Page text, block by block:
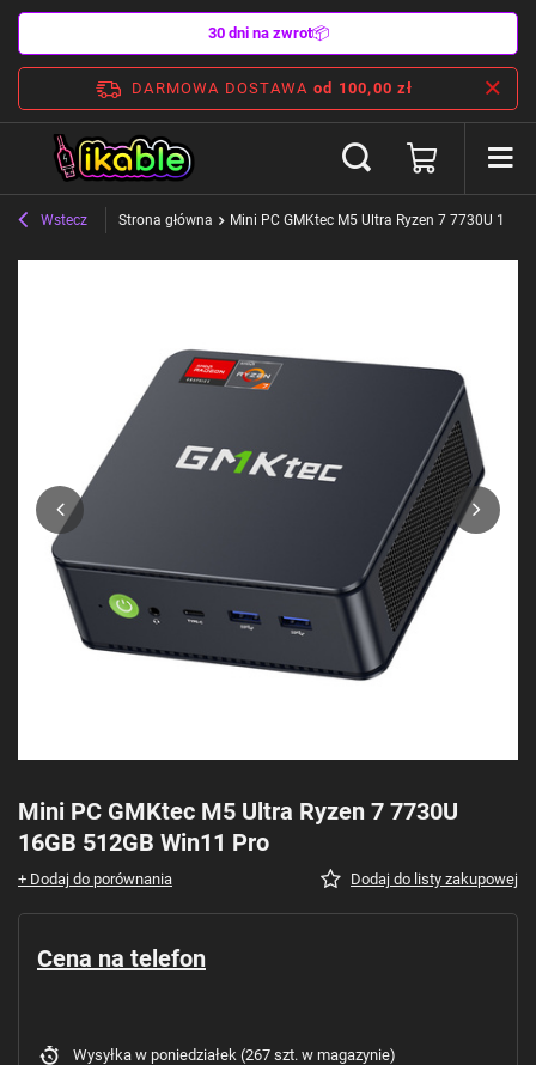
30 dni na zwrot📦
DARMOWA DOSTAWA od 100,00 zł
Wstecz Strona główna Mini PC GMKtec M5 Ultra Ryzen 7 7730U
Mini PC GMKtec M5 Ultra Ryzen 7 7730U
16GB 512GB Win11 Pro
+ Dodaj do porównania Dodaj do listy zakupowej
Cena na telefon
Wysyłka w poniedziałek (267 szt. w magazynie)